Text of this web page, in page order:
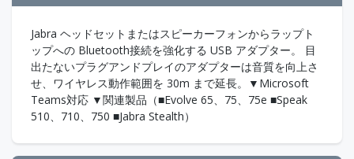
Jabra ヘッドセットまたはスピーカーフォンからラップト
ップへの Bluetooth接続を強化する USB アダプター。 目
出たないプラグアンドプレイのアダプターは音質を向上さ
せ、ワイヤレス動作範囲を 30m まで延長。▼Microsoft
Teams対応 ▼関連製品（■Evolve 65、75、75e ■Speak
510、710、750 ■Jabra Stealth）